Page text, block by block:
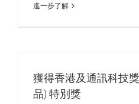
進一步了解
獲得香港及通訊科技
品) 特別獎